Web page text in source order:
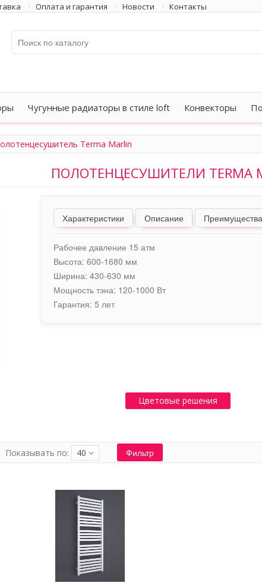
Оплата и гарантия Новости Контакты
Чугунные радиаторы в стиле loft Конвекторы
Terma Marlin
ПОЛОТЕНЦЕСУШИТЕЛИ TERMA
Характеристики Описание Преимущества
Рабочее давление 15 атм
Высота: 600-1680 мм
Ширина: 430-630 мм
Мощность тэна: 120-1000 Вт
Гарантия: 5 лет
Цветовые решения
Показывать по: 40 Фильтр